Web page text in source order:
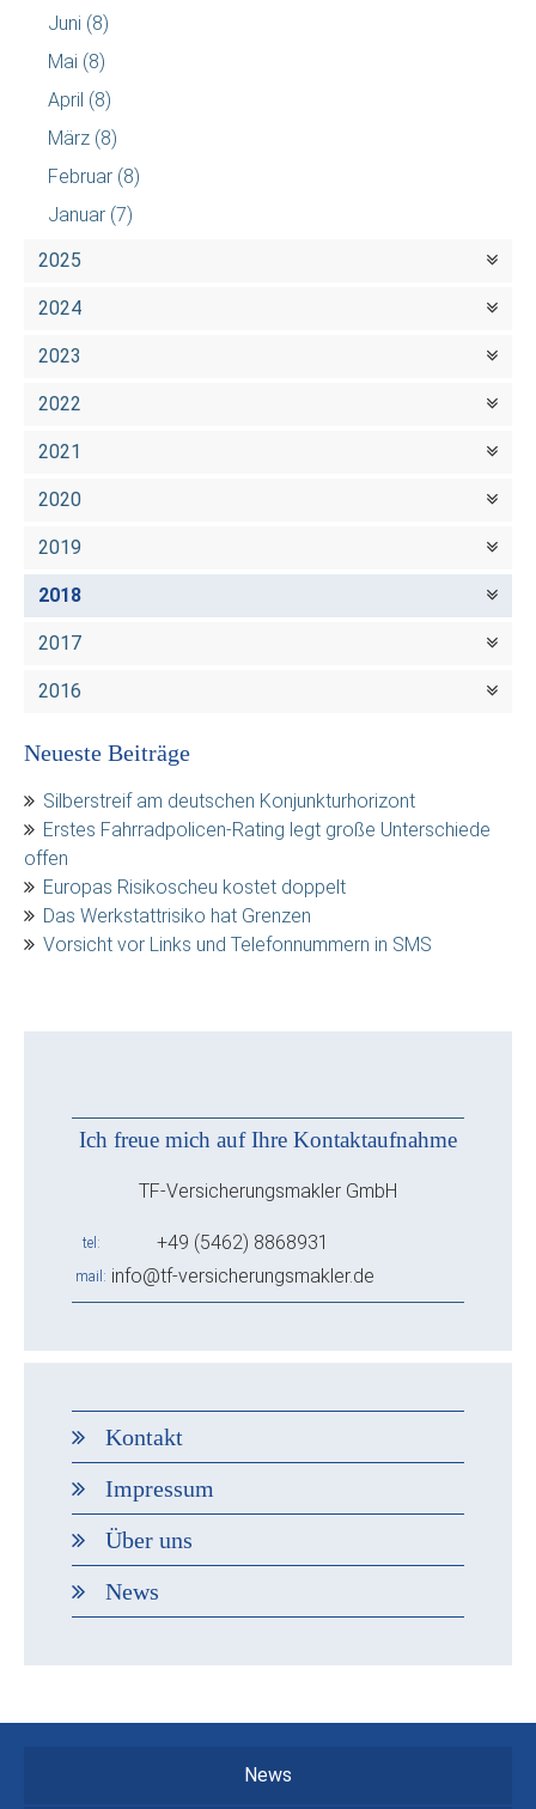
Juni (8)
Mai (8)
April (8)
März (8)
Februar (8)
Januar (7)
2025
2024
2023
2022
2021
2020
2019
2018
2017
2016
Neueste Beiträge
Silberstreif am deutschen Konjunkturhorizont
Erstes Fahrradpolicen-Rating legt große Unterschiede
offen
Europas Risikoscheu kostet doppelt
Das Werkstattrisiko hat Grenzen
Vorsicht vor Links und Telefonnummern in SMS
Ich freue mich auf Ihre Kontaktaufnahme
TF-Versicherungsmakler GmbH
tel +49 (5462) 8868931
mail info@tf-versicherungsmakler.de
Kontakt
Impressum
Über uns
News
News